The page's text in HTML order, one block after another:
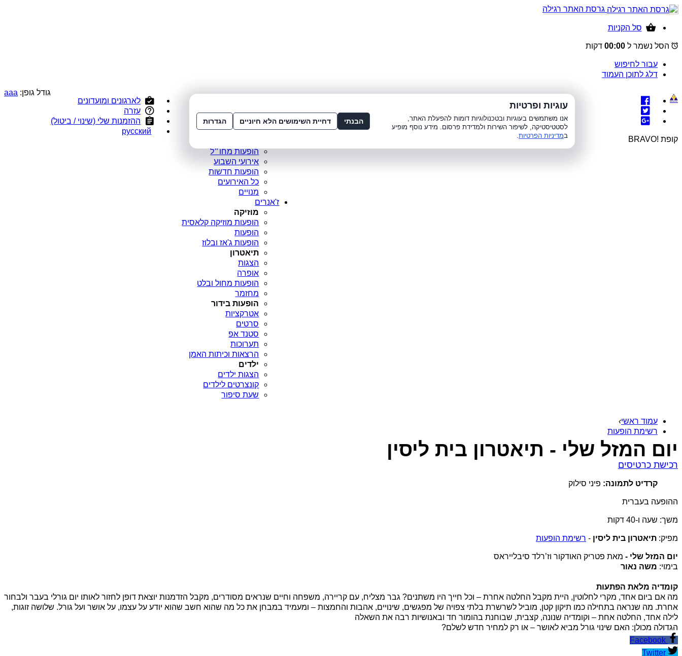
גרסת האתר רגילה
סל הקניות
הסל נשמר ל 00:00 דקות
עבור לחיפוש
דלג לתוכן העמוד
גודל גופן: aaa
קופת !BRAVO
עמוד ראשי
סופר פרייס
מופעים מומלצים
הופעות מחו״ל
אירועי השבוע
הופעות חדשות
כל האירועים
מנויים
ז'אנרים
מוזיקה
הופעות מוזיקה קלאסית
הופעות
הופעות ג'אז ובלוז
תיאטרון
הצגות
אופרה
הופעות מחול ובלט
מחזמר
הופעות בידור
אטרקציות
סרטים
סטנד אפ
תערוכות
הרצאות וכיתות האמן
ילדים
הצגות ילדים
קונצרטים לילדים
שעת סיפור
לארגונים ומועדונים
עזרה
ההזמנות שלי (שינוי / ביטול)
русский
עמוד ראשי›
רשימת הופעות
יום המזל שלי - תיאטרון בית ליסין
רכישת כרטיסים
קרדיט לתמונה: פיני סילוק
ההופעה בעברית
משך: שעה ו-40 דקות
מפיק: תיאטרון בית ליסין - רשימת הופעות
יום המזל שלי - מאת פטריק האודקור וז’רלד סיבלייראס
בימוי: משה נאור
קומדיה מלאת הפתעות
מה אם ביום אחד, מקרי לחלוטין, היית מקבל החלטה אחרת – וכל חייך היו משתנים? גבר מצליח, עם קריירה, משפחה וחיים שנראים מסודרים, מקבל הזדמנות יוצאת דופן לחזור לאותו יום גורלי בעבר ולבחור
אחרת. מה שנראה בתחילה כמו תיקון קטן, מוביל לשרשרת בלתי צפויה של מפגשים, שינויים, אהבות והחמצות – ומעמיד במבחן את כל מה שהוא חשב שהוא יודע על עצמו, על אושר ועל גורל. שלושה זוגות,
לילה אחד, החלטה אחת – וקומדיה שנונה, קצבית, שבוחנת בהומור חד ובאנושיות רבה את השאלה
הגדולה מכולן: האם שינוי גורל מביא לאושר – או רק למחיר חדש לשלם?
עוגיות ופרטיות
אנו משתמשים בעוגיות ובטכנולוגיות דומות להפעלת האתר,
לסטטיסטיקה, לשיפור השירות ולמדידת פרסום. מידע נוסף מופיע
במדיניות הפרטיות
הבנתי דחיית השימושים הלא חיוניים הגדרות